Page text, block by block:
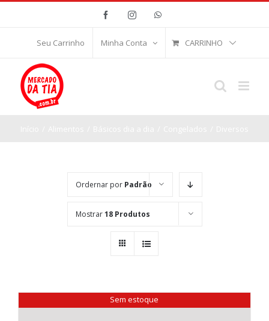
FacebookInstagramWhatsApp
Seu Carrinho Minha Conta CARRINHO
Ordernar por Padrão
Mostrar18 Produtos
Sem estoque